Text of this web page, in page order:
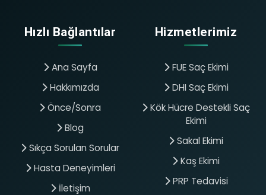
Hızlı Bağlantılar
Ana Sayfa
Hakkımızda
Önce/Sonra
Blog
Sıkça Sorulan Sorular
Hasta Deneyimleri
İletişim
Hizmetlerimiz
FUE Saç Ekimi
DHI Saç Ekimi
Kök Hücre Destekli Saç
Ekimi
Sakal Ekimi
Kaş Ekimi
PRP Tedavisi